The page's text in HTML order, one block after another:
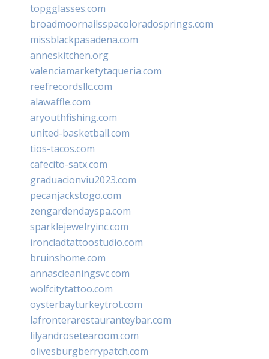
topgglasses.com
broadmoornailsspacoloradosprings.com
missblackpasadena.com
anneskitchen.org
valenciamarketytaqueria.com
reefrecordsllc.com
alawaffle.com
aryouthfishing.com
united-basketball.com
tios-tacos.com
cafecito-satx.com
graduacionviu2023.com
pecanjackstogo.com
zengardendayspa.com
sparklejewelryinc.com
ironcladtattoostudio.com
bruinshome.com
annascleaningsvc.com
wolfcitytattoo.com
oysterbayturkeytrot.com
lafronterarestauranteybar.com
lilyandrosetearoom.com
olivesburgberrypatch.com